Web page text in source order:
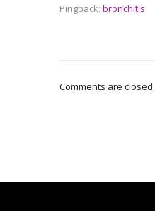
Pingback: bronchitis
Comments are closed.